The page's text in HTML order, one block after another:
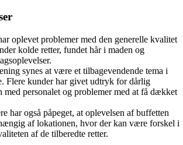
oplevet problemer med den generelle kvalitet
kolde retter, fundet hår i maden og
synes at være et tilbagevendende tema i
Flere kunder har givet udtryk for dårlig
med personalet og problemer med at få dækket
har også påpeget, at oplevelsen af buffetten
af lokationen, hvor der kan være forskel i
af de tilberedte retter.